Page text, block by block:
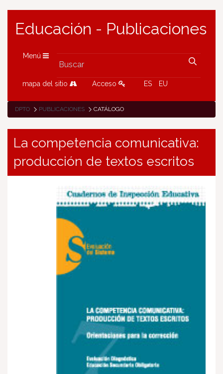
Educación - Publicaciones
Menú
mapa del sitio Acceso ES EU
DPTO PUBLICACIONES CATÁLOGO
La competencia comunicativa:
producción de textos escritos